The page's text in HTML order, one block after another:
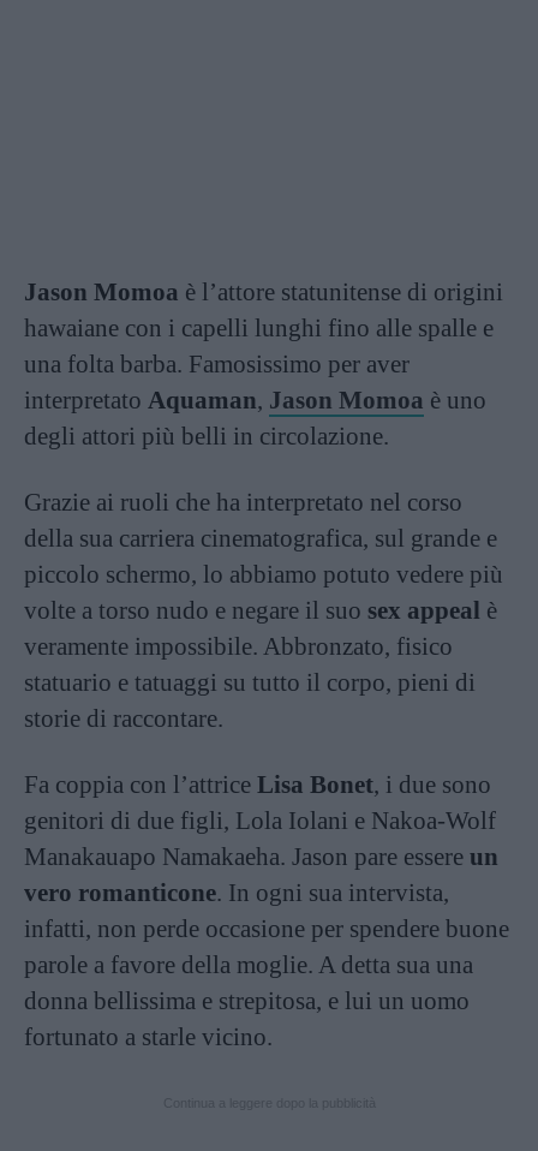
Jason Momoa è l’attore statunitense di origini
hawaiane con i capelli lunghi fino alle spalle e
una folta barba. Famosissimo per aver
interpretato Aquaman, Jason Momoa è uno
degli attori più belli in circolazione.
Grazie ai ruoli che ha interpretato nel corso
della sua carriera cinematografica, sul grande e
piccolo schermo, lo abbiamo potuto vedere più
volte a torso nudo e negare il suo sex appeal è
veramente impossibile. Abbronzato, fisico
statuario e tatuaggi su tutto il corpo, pieni di
storie di raccontare.
Fa coppia con l’attrice Lisa Bonet, i due sono
genitori di due figli, Lola Iolani e Nakoa-Wolf
Manakauapo Namakaeha. Jason pare essere un
vero romanticone. In ogni sua intervista,
infatti, non perde occasione per spendere buone
parole a favore della moglie. A detta sua una
donna bellissima e strepitosa, e lui un uomo
fortunato a starle vicino.